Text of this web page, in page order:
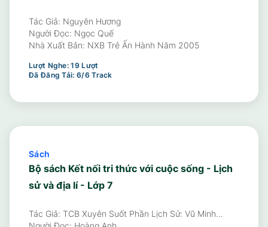
Tác Giả: Nguyên Hương
Người Đọc: Ngọc Quế
Nhà Xuất Bản: NXB Trẻ Ấn Hành Năm 2005
Lượt Nghe:19 Lượt
Đã Đăng Tải:6/6 Track
Sách
Bộ sách Kết nối tri thức với cuộc sống - Lịch
sử và địa lí - Lớp 7
Tác Giả: TCB Xuyên Suốt Phần Lịch Sử: Vũ Minh